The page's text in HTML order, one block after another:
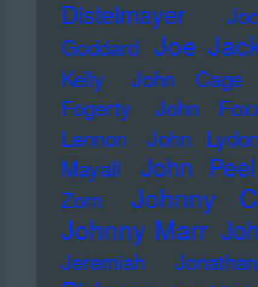
Distelmayer
Goddard Joe
Kelly
John Cage
Fogerty
John
Lennon
John
Mayall
John Peel
Zorn
Johnny
Johnny Marr
Jeremiah